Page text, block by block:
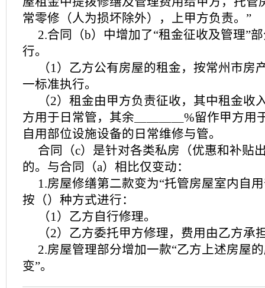
常零修（人为损坏除外），上甲方负责。”
2.合同（b）中增加了“租金征收及管理”
行。
（1）乙方公有房屋的租金，按常州市房
一标准执行。
（2）租金由甲方负责征收，其中租金收
方用于日常管，其余＿＿＿＿%留作甲方用
自用部位设施设备的日常维修与管。
合同（c）是针对各类私房（优惠和补贴
的。与合同（a）相比仅变动：
1.房屋修缮第二款变为“托管房屋室内自
按（）种方式进行：
（1）乙方自行修理。
（2）乙方委托甲方修理，费用由乙方承
2.房屋管理部分增加一款“乙方上述房屋
变”。